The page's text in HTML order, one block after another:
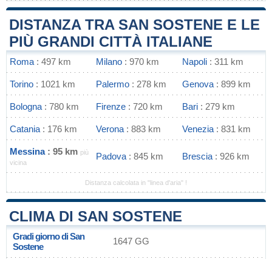
DISTANZA TRA SAN SOSTENE E LE
PIÙ GRANDI CITTÀ ITALIANE
Roma : 497 km Milano : 970 km Napoli : 311 km
Torino : 1021 km Palermo : 278 km Genova : 899 km
Bologna : 780 km Firenze : 720 km Bari : 279 km
Catania : 176 km Verona : 883 km Venezia : 831 km
Messina: 95 km più
vicina
Padova : 845 km Brescia : 926 km
Distanza calcolata in "linea d'aria" !
CLIMA DI SAN SOSTENE
Gradi giorno di San
Sostene
1647 GG